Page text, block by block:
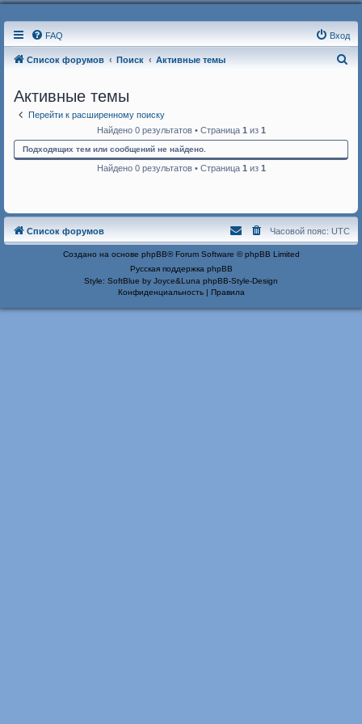
FAQ Вход
Список форумов Поиск Активные темы
Активные темы
Перейти к расширенному поиску
Найдено 0 результатов • Страница 1 из 1
Подходящих тем или сообщений не найдено.
Найдено 0 результатов • Страница 1 из 1
Список форумов Часовой пояс: UTC
Создано на основе phpBB® Forum Software © phpBB Limited
Русская поддержка phpBB
Style: SoftBlue by Joyce&Luna phpBB-Style-Design
Конфиденциальность| Правила